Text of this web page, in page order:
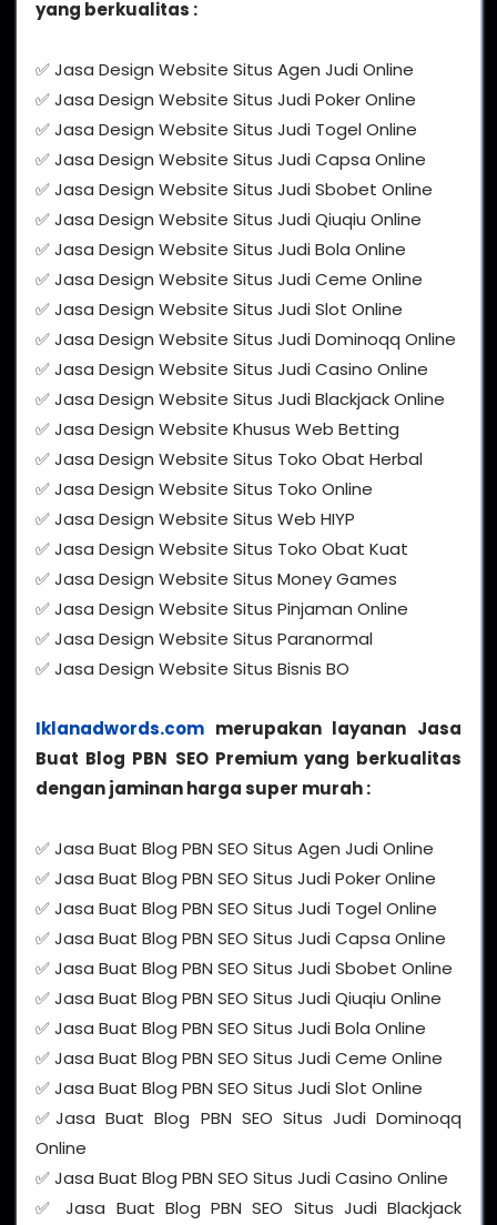
yang berkualitas :
✅ Jasa Design Website Situs Agen Judi Online
✅ Jasa Design Website Situs Judi Poker Online
✅ Jasa Design Website Situs Judi Togel Online
✅ Jasa Design Website Situs Judi Capsa Online
✅ Jasa Design Website Situs Judi Sbobet Online
✅ Jasa Design Website Situs Judi Qiuqiu Online
✅ Jasa Design Website Situs Judi Bola Online
✅ Jasa Design Website Situs Judi Ceme Online
✅ Jasa Design Website Situs Judi Slot Online
✅ Jasa Design Website Situs Judi Dominoqq Online
✅ Jasa Design Website Situs Judi Casino Online
✅ Jasa Design Website Situs Judi Blackjack Online
✅ Jasa Design Website Khusus Web Betting
✅ Jasa Design Website Situs Toko Obat Herbal
✅ Jasa Design Website Situs Toko Online
✅ Jasa Design Website Situs Web HIYP
✅ Jasa Design Website Situs Toko Obat Kuat
✅ Jasa Design Website Situs Money Games
✅ Jasa Design Website Situs Pinjaman Online
✅ Jasa Design Website Situs Paranormal
✅ Jasa Design Website Situs Bisnis BO
Iklanadwords.com merupakan layanan Jasa
Buat Blog PBN SEO Premium yang berkualitas
dengan jaminan harga super murah :
✅ Jasa Buat Blog PBN SEO Situs Agen Judi Online
✅ Jasa Buat Blog PBN SEO Situs Judi Poker Online
✅ Jasa Buat Blog PBN SEO Situs Judi Togel Online
✅ Jasa Buat Blog PBN SEO Situs Judi Capsa Online
✅ Jasa Buat Blog PBN SEO Situs Judi Sbobet Online
✅ Jasa Buat Blog PBN SEO Situs Judi Qiuqiu Online
✅ Jasa Buat Blog PBN SEO Situs Judi Bola Online
✅ Jasa Buat Blog PBN SEO Situs Judi Ceme Online
✅ Jasa Buat Blog PBN SEO Situs Judi Slot Online
✅Jasa Buat Blog PBN SEO Situs Judi Dominoqq
Online
✅ Jasa Buat Blog PBN SEO Situs Judi Casino Online
✅ Jasa Buat Blog PBN SEO Situs Judi Blackjack